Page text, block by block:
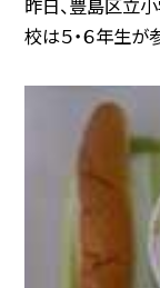
校は５・６年生が